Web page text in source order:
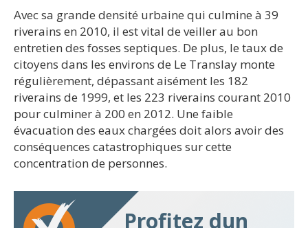
Avec sa grande densité urbaine qui culmine à 39
riverains en 2010, il est vital de veiller au bon
entretien des fosses septiques. De plus, le taux de
citoyens dans les environs de Le Translay monte
régulièrement, dépassant aisément les 182
riverains de 1999, et les 223 riverains courant 2010
pour culminer à 200 en 2012. Une faible
évacuation des eaux chargées doit alors avoir des
conséquences catastrophiques sur cette
concentration de personnes.
Profitez dun